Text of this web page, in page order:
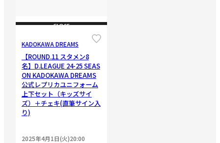
CLOSE
KADOKAWA DREAMS
【ROUND.11 スタメン8
名】D.LEAGUE 24-25 SEAS
ON KADOKAWA DREAMS
公式レプリカユニフォーム
上下セット（キッズサイ
ズ）＋チェキ(直筆サイン入
り)
2025年4月1日(火)20:00